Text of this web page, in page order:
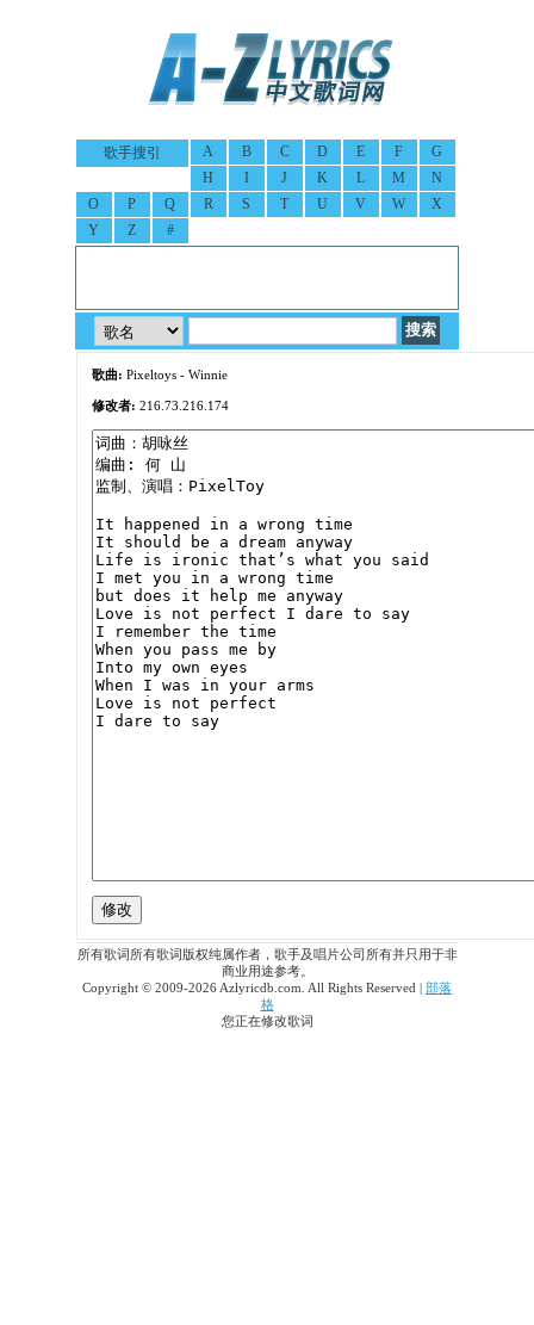
歌手搜引 A B C D E F
G
H
I J K L M
N
O
P Q R S T U V W
X
Y
Z #
歌曲: Pixeltoys - Winnie
修改者: 216.73.216.174
所有歌词所有歌词版权纯属作者，歌手及唱片公司所有并只用于非
商业用途参考。
Copyright © 2009-2026 Azlyricdb.com. All Rights Reserved | 部落
格
您正在修改歌词